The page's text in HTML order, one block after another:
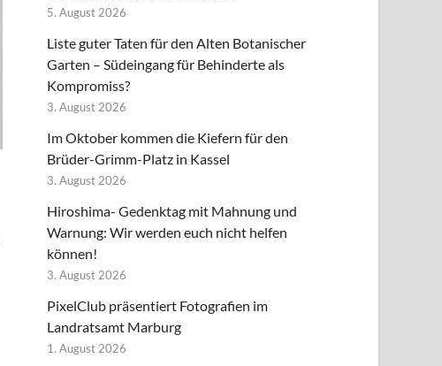
5. August 2026
Liste guter Taten für den Alten Botanischer
Garten – Südeingang für Behinderte als
Kompromiss?
3. August 2026
Im Oktober kommen die Kiefern für den
Brüder-Grimm-Platz in Kassel
3. August 2026
Hiroshima- Gedenktag mit Mahnung und
Warnung: Wir werden euch nicht helfen
können!
3. August 2026
PixelClub präsentiert Fotografien im
Landratsamt Marburg
1. August 2026